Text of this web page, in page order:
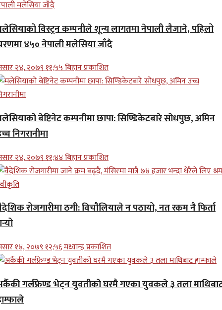
विस्ट्रन कम्पनीले शून्य लागतमा नेपाली लैजाने, पहिलो
४५० नेपाली मलेसिया जाँदै
२४, २०७९ ११;५५ बिहान प्रकाशित
बेष्टिनेट कम्पनीमा छापा: सिण्डिकेटबारे सोधपुछ, अमिन
निगरानीमा
२४, २०७९ ११;४४ बिहान प्रकाशित
रोजगारीमा ठगी: विचौलियाले न पठायो, नत रकम नै फिर्ता
१४, २०७९ १२;५६ मध्यान्ह प्रकाशित
गर्लफ्रेण्ड भेट्न युवतीको घरमै गएका युवकले ३ तला